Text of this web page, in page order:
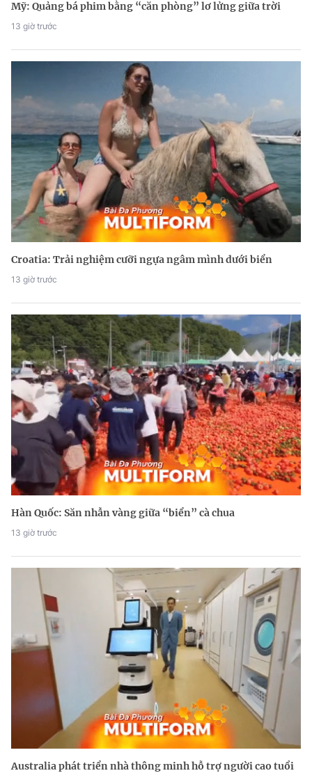
Mỹ: Quảng bá phim bằng “căn phòng” lơ lửng giữa trời
13 giờ trước
Croatia: Trải nghiệm cưỡi ngựa ngâm mình dưới biển
13 giờ trước
Hàn Quốc: Săn nhẫn vàng giữa “biển” cà chua
13 giờ trước
Australia phát triển nhà thông minh hỗ trợ người cao tuổi